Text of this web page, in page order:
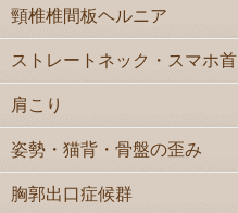
頸椎椎間板ヘルニア
ストレートネック・スマホ首
肩こり
姿勢・猫背・骨盤の歪み
胸郭出口症候群